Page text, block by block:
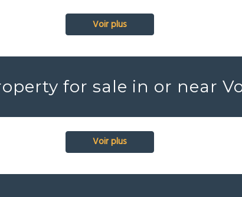
Voir plus
for sale in or near
Voir plus